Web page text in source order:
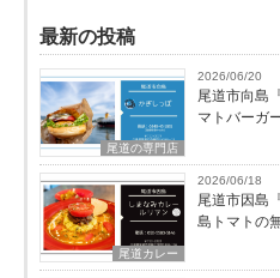
最新の投稿
尾道の専門店
2026/06/20
尾道市向島
マトバーガ
尾道カレー
2026/06/18
尾道市因島
島トマトの